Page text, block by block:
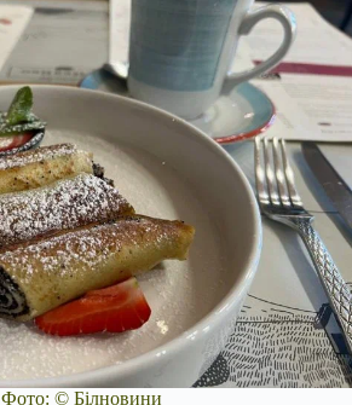
Фото: © Білновини